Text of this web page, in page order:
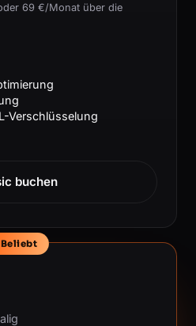
69 €/Monat über die
Verschlüsselung
buchen
Beliebt